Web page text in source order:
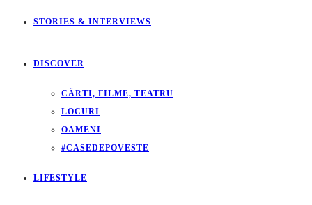
STORIES & INTERVIEWS
DISCOVER
CĂRTI, FILME, TEATRU
LOCURI
OAMENI
#CASEDEPOVESTE
LIFESTYLE